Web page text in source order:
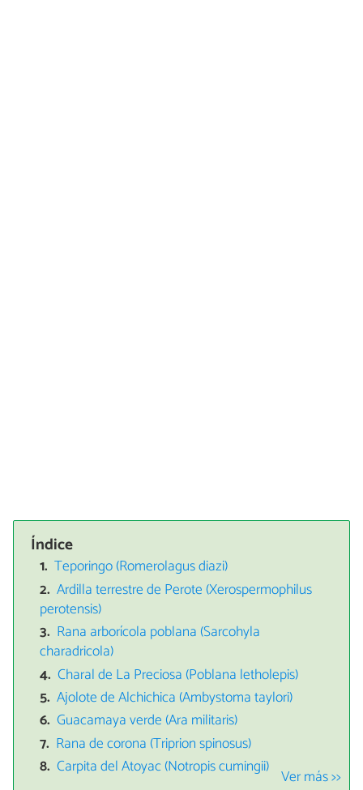
Índice
Teporingo (Romerolagus diazi)
Ardilla terrestre de Perote (Xerospermophilus
perotensis)
Rana arborícola poblana (Sarcohyla
charadricola)
Charal de La Preciosa (Poblana letholepis)
Ajolote de Alchichica (Ambystoma taylori)
Guacamaya verde (Ara militaris)
Rana de corona (Triprion spinosus)
Carpita del Atoyac (Notropis cumingii) Ver más >>